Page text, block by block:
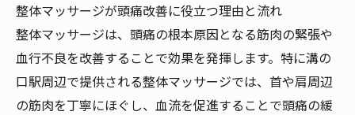
整体マッサージが頭痛改善に役立つ理由と流れ
整体マッサージは、頭痛の根本原因となる筋肉の緊張や
血行不良を改善することで効果を発揮します。特に溝の
口駅周辺で提供される整体マッサージでは、首や肩周辺
の筋肉を丁寧にほぐし、血流を促進することで頭痛の緩